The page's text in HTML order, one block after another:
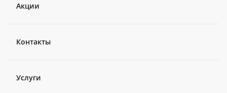
Акции
Контакты
Услуги